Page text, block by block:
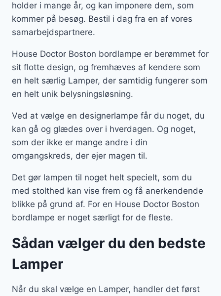
holder i mange år, og kan imponere dem, som
kommer på besøg. Bestil i dag fra en af vores
samarbejdspartnere.
House Doctor Boston bordlampe er berømmet for
sit flotte design, og fremhæves af kendere som
en helt særlig Lamper, der samtidig fungerer som
en helt unik belysningsløsning.
Ved at vælge en designerlampe får du noget, du
kan gå og glædes over i hverdagen. Og noget,
som der ikke er mange andre i din
omgangskreds, der ejer magen til.
Det gør lampen til noget helt specielt, som du
med stolthed kan vise frem og få anerkendende
blikke på grund af. For en House Doctor Boston
bordlampe er noget særligt for de fleste.
Sådan vælger du den bedste
Lamper
Når du skal vælge en Lamper, handler det først